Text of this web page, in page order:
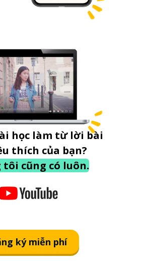
học làm từ lời bài
thích của bạn?
tôi cũng có luôn.
ký miễn phí